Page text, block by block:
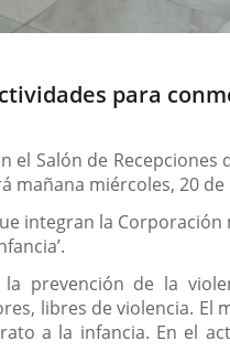
para
Salón de Recepciones
mañana miércoles, 20
integran la
prevención de la
libres de violencia. El
a la infancia. En el